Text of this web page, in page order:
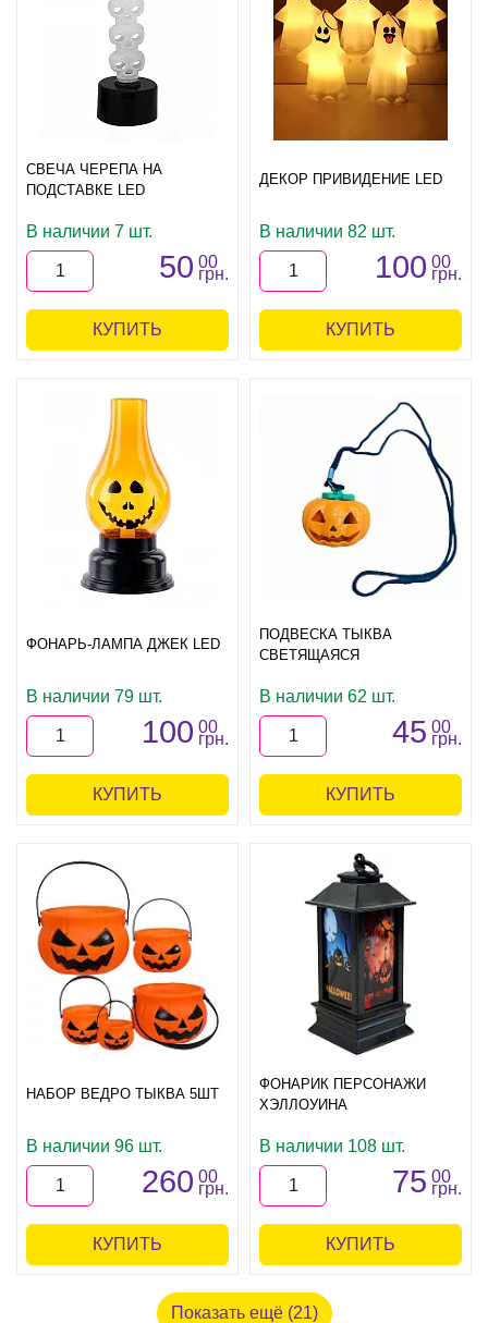
СВЕЧА ЧЕРЕПА НА
ПОДСТАВКЕ LED
В наличии 7 шт.
50 00
грн.
КУПИТЬ
ДЕКОР ПРИВИДЕНИЕ LED
В наличии 82 шт.
100 00
грн.
КУПИТЬ
ФОНАРЬ-ЛАМПА ДЖЕК LED
В наличии 79 шт.
100 00
грн.
КУПИТЬ
ПОДВЕСКА ТЫКВА
СВЕТЯЩАЯСЯ
В наличии 62 шт.
45 00
грн.
КУПИТЬ
НАБОР ВЕДРО ТЫКВА 5ШТ
В наличии 96 шт.
260 00
грн.
КУПИТЬ
ФОНАРИК ПЕРСОНАЖИ
ХЭЛЛОУИНА
В наличии 108 шт.
75 00
грн.
КУПИТЬ
Показать ещё (21)